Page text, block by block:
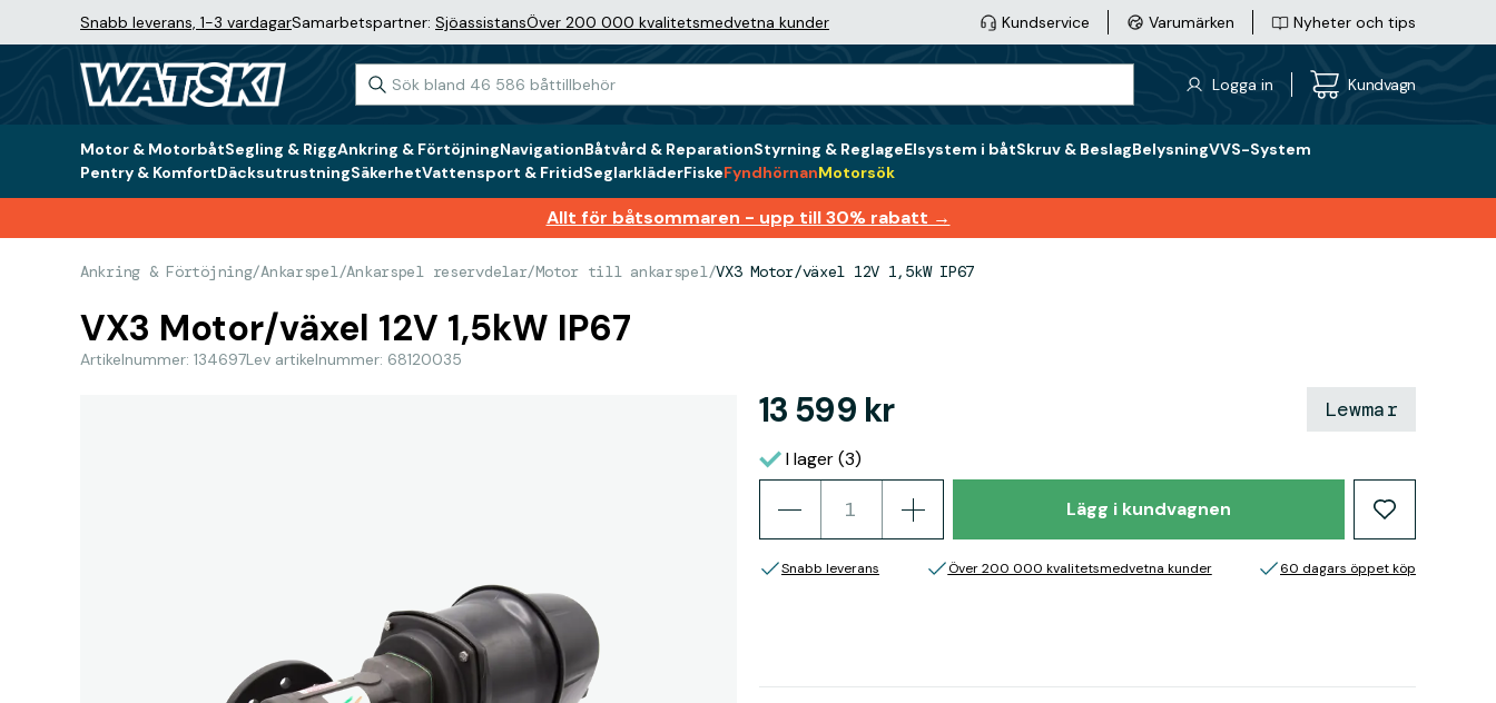
Snabb leverans, 1-3 vardagarSamarbetspartner: SjöassistansÖver 200 000 kvalitetsmedvetna kunder Kundservice Varumärken Nyheter och tips
Logga in Kundvagn
Motor & MotorbåtSegling & RiggAnkring & FörtöjningNavigationBåtvård & ReparationStyrning & ReglageElsystem i båtSkruv & BeslagBelysningVVS-System
Pentry & KomfortDäcksutrustningSäkerhetVattensport & FritidSeglarkläderFiskeFyndhörnanMotorsök
Allt för båtsommaren - upp till 30% rabatt →
Ankring & Förtöjning/Ankarspel/Ankarspel reservdelar/Motor till ankarspel/VX3 Motor/växel 12V 1,5kW IP67
VX3 Motor/växel 12V 1,5kW IP67
Artikelnummer: 134697Lev artikelnummer: 68120035
13 599 kr Lewmar
I lager (3)
Lägg i kundvagnen
Snabb leverans Över 200 000 kvalitetsmedvetna kunder 60 dagars öppet köp